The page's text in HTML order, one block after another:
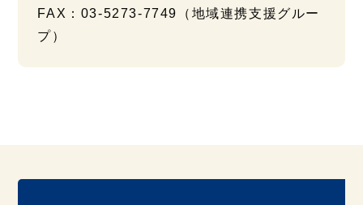
FAX：03-5273-7749（地域連携支援グルー
プ）